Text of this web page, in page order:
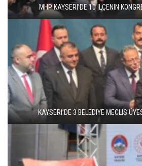
MHP KAYSERI’DE 10 ILÇENIN
KAYSERI’DE 3 BELEDIYE MECLIS